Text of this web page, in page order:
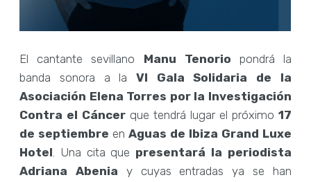
El cantante sevillano Manu Tenorio pondrá la
banda sonora a la VI Gala Solidaria de la
Asociación Elena Torres por la Investigación
Contra el Cáncer que tendrá lugar el próximo 17
de septiembre enAguas de Ibiza Grand Luxe
Hotel. Una cita que presentará la periodista
Adriana Abenia y cuyas entradas ya se han